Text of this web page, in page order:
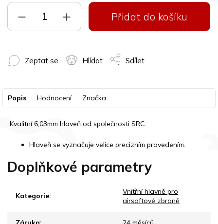
Přidat do košíku
Zeptat se Hlídat Sdílet
Popis Hodnocení Značka
Kvalitní 6,03mm hlaveň od společnosti SRC.
Hlaveň se vyznačuje velice precizním provedením.
Doplňkové parametry
Kategorie:
Vnitřní hlavně pro
airsoftové zbraně